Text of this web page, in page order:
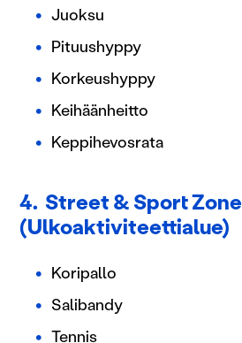
Juoksu
Pituushyppy
Korkeushyppy
Keihäänheitto
Keppihevosrata
4. Street & Sport Zone
(Ulkoaktiviteettialue)
Koripallo
Salibandy
Tennis